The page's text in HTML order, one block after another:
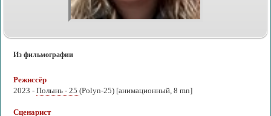
Из фильмографии
Режиссёр
2023 - Полынь - 25 (Polyn-25) [анимационный, 8 mn]
Сценарист